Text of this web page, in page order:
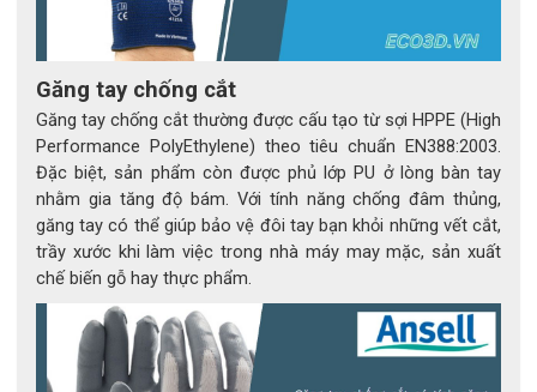
Găng tay chống cắt
Găng tay chống cắt thường được cấu tạo từ sợi HPPE (High
Performance PolyEthylene) theo tiêu chuẩn EN388:2003.
Đặc biệt, sản phẩm còn được phủ lớp PU ở lòng bàn tay
nhằm gia tăng độ bám. Với tính năng chống đâm thủng,
găng tay có thể giúp bảo vệ đôi tay bạn khỏi những vết cắt,
trầy xước khi làm việc trong nhà máy may mặc, sản xuất
chế biến gỗ hay thực phẩm.